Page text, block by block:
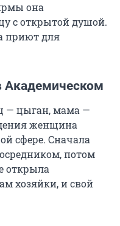
она
с открытой душой.
приют для
Академическом
— цыган, мама —
женщина
сфере. Сначала
потом
открыла
хозяйки, и свой